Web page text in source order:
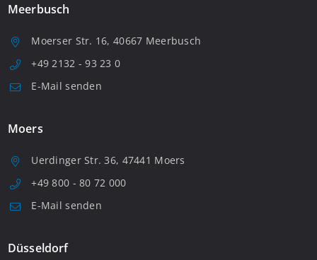
Meerbusch
Moerser Str. 16, 40667 Meerbusch
+49 2132 - 93 23 0
E-Mail senden
Moers
Uerdinger Str. 36, 47441 Moers
+49 800 - 80 72 000
E-Mail senden
Düsseldorf